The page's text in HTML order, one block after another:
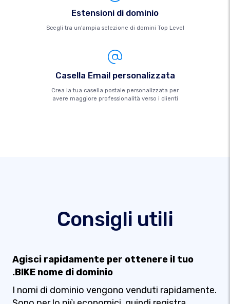
Estensioni di dominio
Scegli tra un'ampia selezione di domini Top Level
Casella Email personalizzata
Crea la tua casella postale personalizzata per
avere maggiore professionalità verso i clienti
Consigli utili
Agisci rapidamente per ottenere il tuo
.BIKE nome di dominio
I nomi di dominio vengono venduti rapidamente.